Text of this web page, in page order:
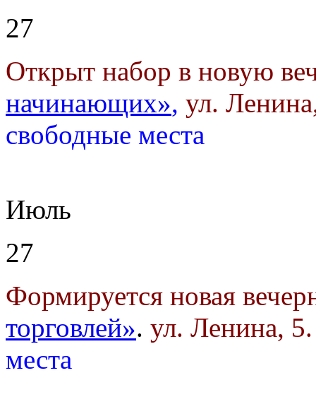
27
Открыт набор в новую
начинающих», ул.
свободные места
Июль
27
Формируется новая
торговлей». ул. Ленина,
места